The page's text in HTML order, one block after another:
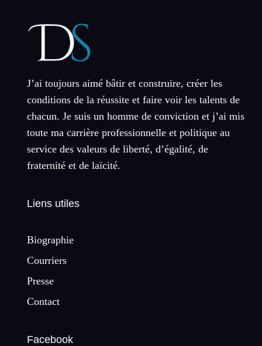
J’ai toujours aimé bâtir et construire, créer les
conditions de la réussite et faire voir les talents de
chacun. Je suis un homme de conviction et j’ai mis
toute ma carrière professionnelle et politique au
service des valeurs de liberté, d’égalité, de
fraternité et de laïcité.
Liens utiles
Biographie
Courriers
Presse
Contact
Facebook